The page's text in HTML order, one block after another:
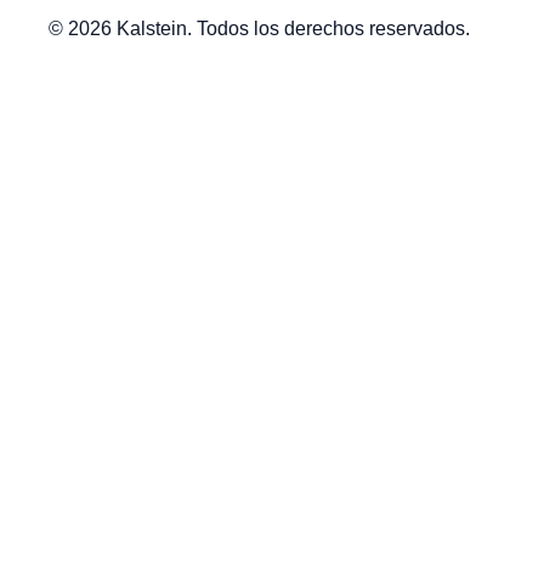
© 2026 Kalstein. Todos los derechos reservados.